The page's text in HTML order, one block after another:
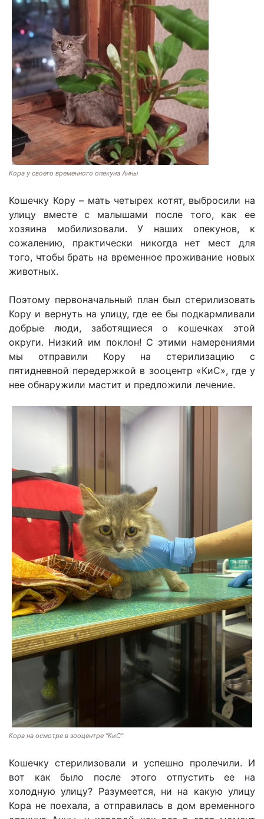
Кора у своего временного опекуна Анны
Кошечку Кору – мать четырех котят, выбросили на
улицу вместе с малышами после того, как ее
хозяина мобилизовали. У наших опекунов, к
сожалению, практически никогда нет мест для
того, чтобы брать на временное проживание новых
животных.
Поэтому первоначальный план был стерилизовать
Кору и вернуть на улицу, где ее бы подкармливали
добрые люди, заботящиеся о кошечках этой
округи. Низкий им поклон! С этими намерениями
мы отправили Кору на стерилизацию с
пятидневной передержкой в зооцентр «КиС», где у
нее обнаружили мастит и предложили лечение.
Кора на осмотре в зооцентре "КиС"
Кошечку стерилизовали и успешно пролечили. И
вот как было после этого отпустить ее на
холодную улицу? Разумеется, ни на какую улицу
Кора не поехала, а отправилась в дом временного